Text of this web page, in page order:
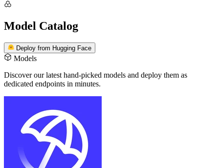
Model Catalog
Deploy from Hugging Face
Models
Discover our latest hand-picked models and deploy them as
dedicated endpoints in minutes.